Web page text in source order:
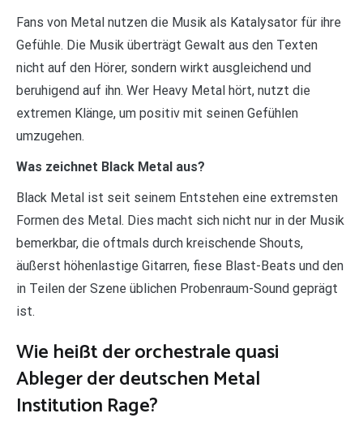
Fans von Metal nutzen die Musik als Katalysator für ihre
Gefühle. Die Musik überträgt Gewalt aus den Texten
nicht auf den Hörer, sondern wirkt ausgleichend und
beruhigend auf ihn. Wer Heavy Metal hört, nutzt die
extremen Klänge, um positiv mit seinen Gefühlen
umzugehen.
Was zeichnet Black Metal aus?
Black Metal ist seit seinem Entstehen eine extremsten
Formen des Metal. Dies macht sich nicht nur in der Musik
bemerkbar, die oftmals durch kreischende Shouts,
äußerst höhenlastige Gitarren, fiese Blast-Beats und den
in Teilen der Szene üblichen Probenraum-Sound geprägt
ist.
Wie heißt der orchestrale quasi
Ableger der deutschen Metal
Institution Rage?